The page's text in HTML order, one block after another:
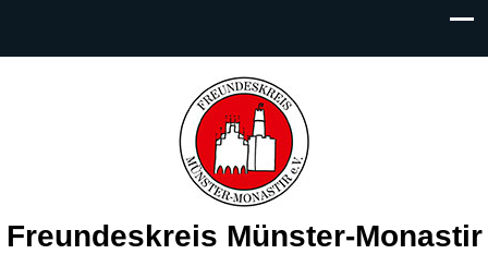
Freundeskreis Münster-Monastir